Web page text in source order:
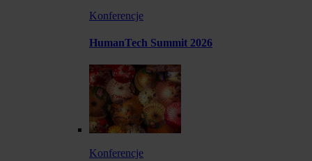
Konferencje
HumanTech Summit 2026
Konferencje